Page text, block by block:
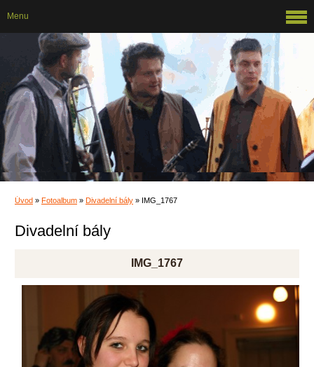
Úvod » Fotoalbum » Divadelní bály » IMG_1767
Divadelní bály
IMG_1767
Menu